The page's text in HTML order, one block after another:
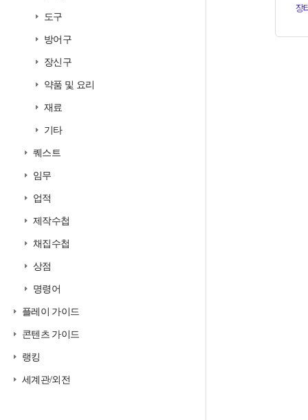
도구
방어구
장신구
약품 및 요리
재료
기타
퀘스트
임무
업적
제작수첩
채집수첩
상점
명령어
플레이 가이드
콘텐츠 가이드
랭킹
세계관/외전
장